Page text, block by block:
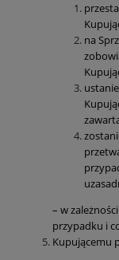
na
– w
przypadku i
Kupującemu